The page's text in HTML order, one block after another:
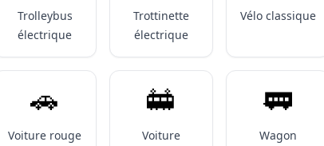
Trolleybus
électrique
Trottinette
électrique
Vélo classique
🚗
Voiture rouge
🚋
Voiture
🚃
Wagon